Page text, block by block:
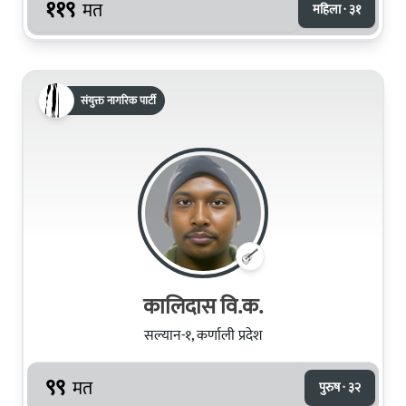
११९ मत महिला · ३१
संयुक्त नागरिक पार्टी
कालिदास वि.क.
सल्यान-१, कर्णाली प्रदेश
९९ मत पुरुष · ३२